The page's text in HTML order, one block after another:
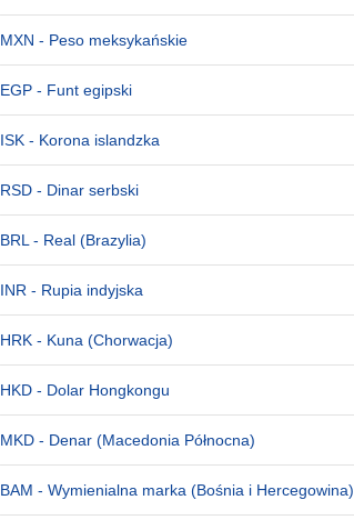
MXN - Peso meksykańskie
EGP - Funt egipski
ISK - Korona islandzka
RSD - Dinar serbski
BRL - Real (Brazylia)
INR - Rupia indyjska
HRK - Kuna (Chorwacja)
HKD - Dolar Hongkongu
MKD - Denar (Macedonia Północna)
BAM - Wymienialna marka (Bośnia i Hercegowina)